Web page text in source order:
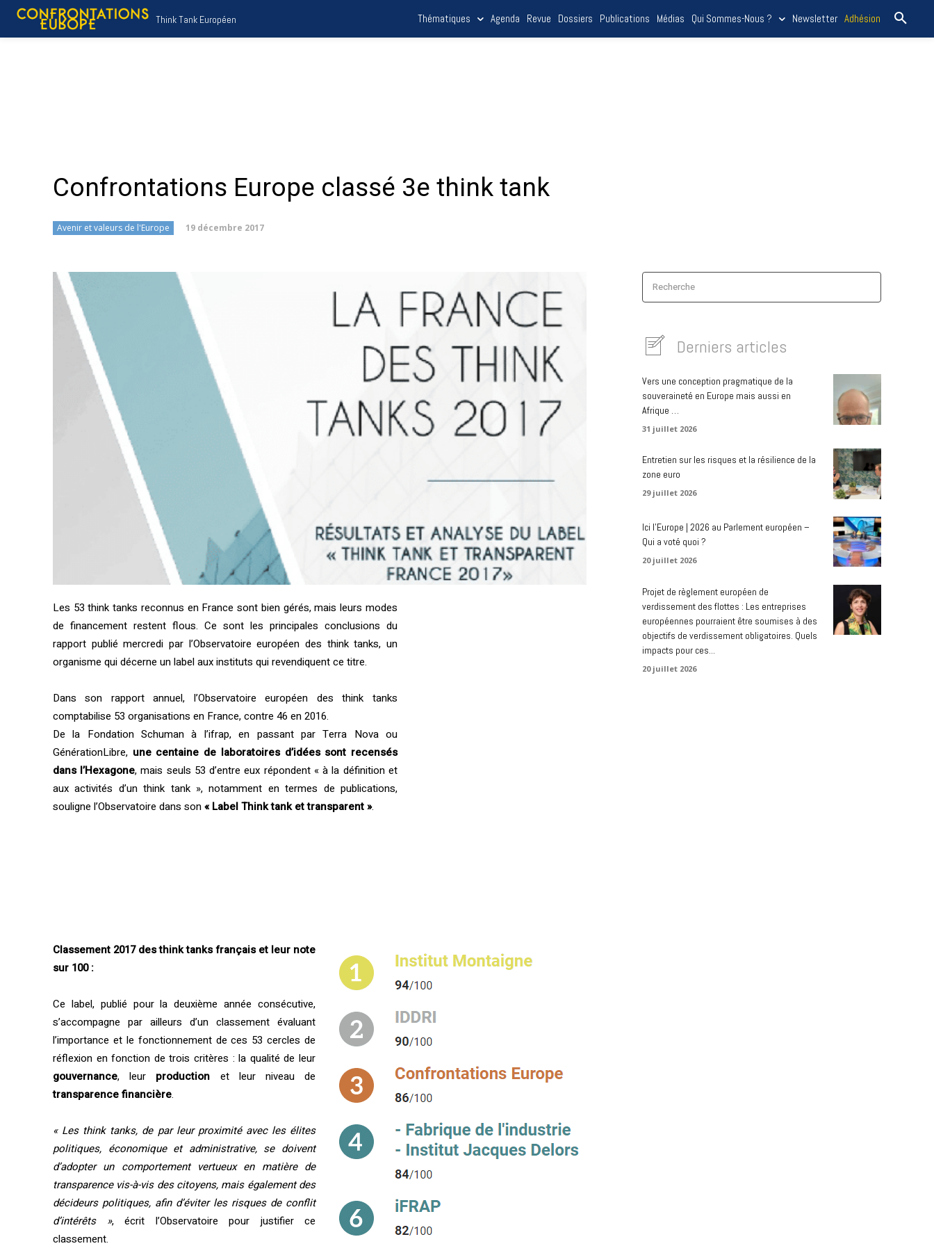
Think Tank Européen Thématiques Agenda Revue Dossiers Publications Médias Qui Sommes-Nous ? Newsletter Adhésion
Confrontations Europe classé 3e think tank
Avenir et valeurs de l'Europe 19 décembre 2017
Les 53 think tanks reconnus en France sont bien gérés, mais leurs modes
de financement restent flous. Ce sont les principales conclusions du
rapport publié mercredi par l’Observatoire européen des think tanks, un
organisme qui décerne un label aux instituts qui revendiquent ce titre.
Dans son rapport annuel, l’Observatoire européen des think tanks
comptabilise 53 organisations en France, contre 46 en 2016.
De la Fondation Schuman à l’ifrap, en passant par Terra Nova ou
GénérationLibre, une centaine de laboratoires d’idées sont recensés
dans l’Hexagone, mais seuls 53 d’entre eux répondent « à la définition et
aux activités d’un think tank », notamment en termes de publications,
souligne l’Observatoire dans son« Label Think tank et transparent ».
Classement 2017 des think tanks français et leur note
sur 100 :
Ce label, publié pour la deuxième année consécutive,
s’accompagne par ailleurs d’un classement évaluant
l’importance et le fonctionnement de ces 53 cercles de
réflexion en fonction de trois critères : la qualité de leur
gouvernance, leur production et leur niveau de
transparence financière.
« Les think tanks, de par leur proximité avec les élites
politiques, économique et administrative, se doivent
d’adopter un comportement vertueux en matière de
transparence vis-à-vis des citoyens, mais également des
décideurs politiques, afin d’éviter les risques de conflit
d’intérêts », écrit l’Observatoire pour justifier ce
classement.
Recherche
Derniers articles
Vers une conception pragmatique de la
souveraineté en Europe mais aussi en
Afrique …
31 juillet 2026
Entretien sur les risques et la résilience de la
zone euro
29 juillet 2026
Ici l’Europe | 2026 au Parlement européen –
Qui a voté quoi ?
20 juillet 2026
Projet de règlement européen de
verdissement des flottes : Les entreprises
européennes pourraient être soumises à des
objectifs de verdissement obligatoires. Quels
impacts pour ces...
20 juillet 2026